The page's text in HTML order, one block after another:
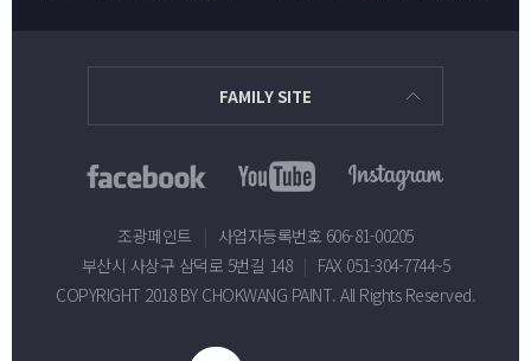
FAMILY SITE
조광페인트 | 사업자등록번호 606-81-00205
부산시 사상구 삼덕로 5번길 148 | FAX 051-304-7744~5
COPYRIGHT 2018 BY CHOKWANG PAINT. All Rights Reserved.